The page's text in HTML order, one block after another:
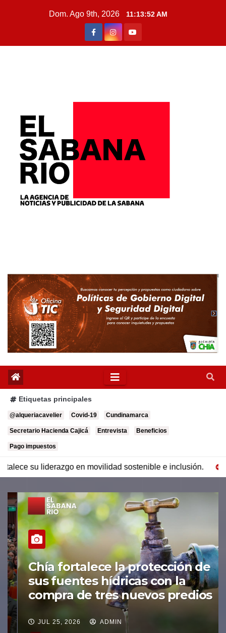
Dom. Ago 9th, 2026 11:13:54 AM
Etiquetas principales
@alqueriacavelier Covid-19 Cundinamarca
Secretario Hacienda Cajicá Entrevista Beneficios
Pago impuestos
sostenible e inclusión. Chía fortalece la
Chía fortalece la protección de
sus fuentes hídricas con la
compra de tres nuevos predios
JUL 25, 2026 ADMIN